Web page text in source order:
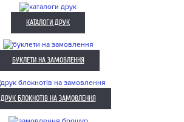
КАТАЛОГИ ДРУК
БУКЛЕТИ НА ЗАМОВЛЕННЯ
ДРУК БЛОКНОТІВ НА ЗАМОВЛЕННЯ